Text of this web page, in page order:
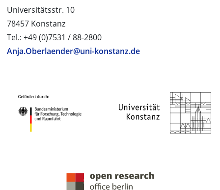
Universitätsstr. 10
78457 Konstanz
Tel.: +49 (0)7531 / 88-2800
Anja.Oberlaender@uni-konstanz.de